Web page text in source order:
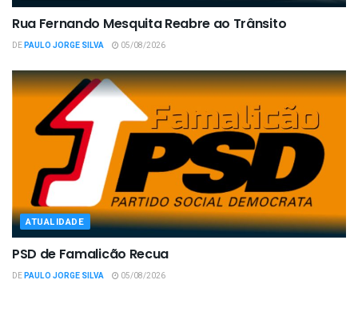
Rua Fernando Mesquita Reabre ao Trânsito
DEPAULO JORGE SILVA 05/08/2026
ATUALIDADE
PSD de Famalicão Recua
DEPAULO JORGE SILVA 05/08/2026